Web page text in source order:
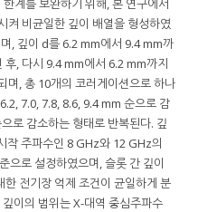
계를 보완하기 위해, 본 연구에서
켜 비균일한 깊이 배열을 형성하였
, 깊이 d를 6.2 mm에서 9.4 mm까
후, 다시 9.4 mm에서 6.2 mm까지
며, 총 10개의 코러게이션으로 하나
7.0, 7.8, 8.6, 9.4 mm 순으로 감
로 감소하는 형태로 반복된다. 깊
작 주파수인 8 GHz와 12 GHz의
로 설정하였으며, 슬롯 간 깊이
전기장 억제 조건이 균일하게 분
이의 범위는 X-대역 중심주파수